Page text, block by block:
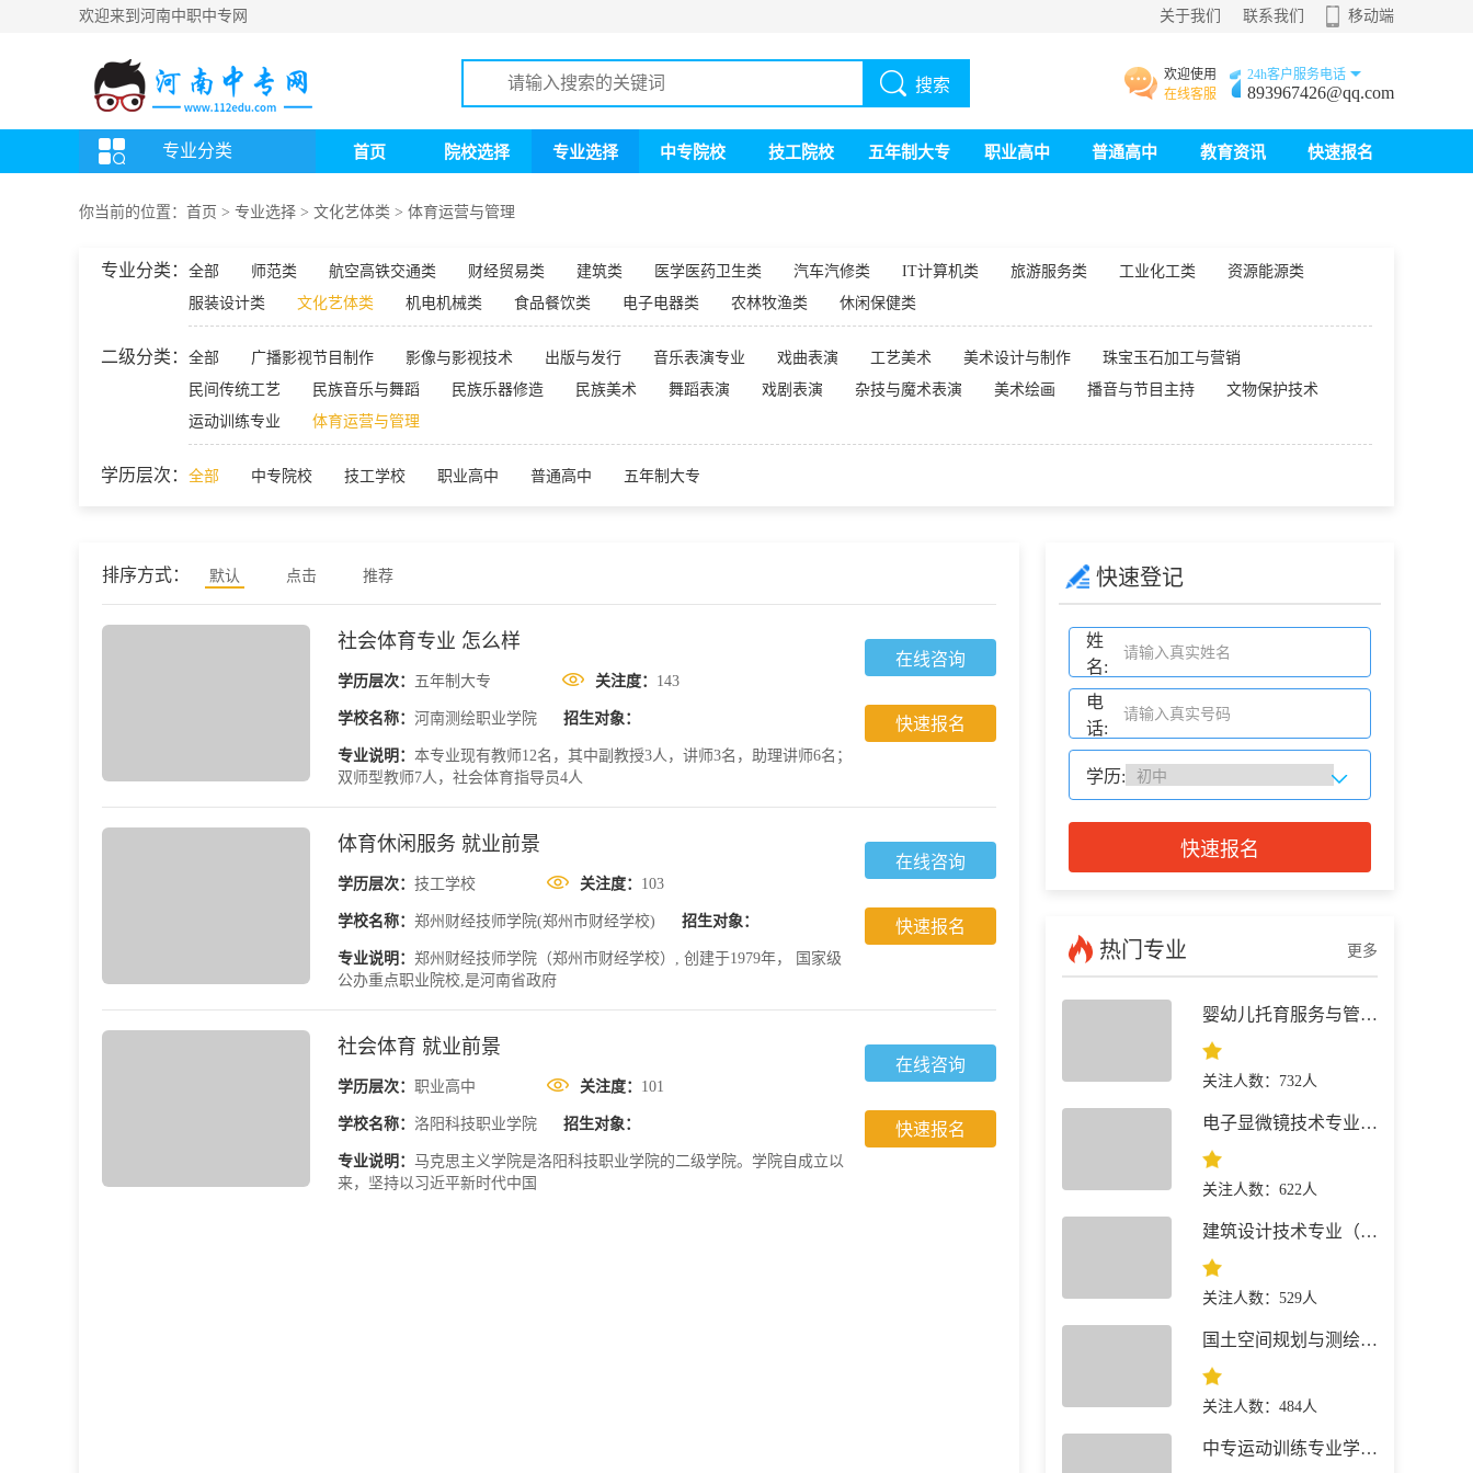
欢迎来到河南中职中专网 关于我们 联系我们 移动端
搜索
欢迎使用
在线客服
24h客户服务电话
893967426@qq.com
专业分类 首页 院校选择 专业选择 中专院校 技工院校 五年制大专 职业高中 普通高中 教育资讯 快速报名
你当前的位置： 首页 > 专业选择 > 文化艺体类 > 体育运营与管理
专业分类： 全部 师范类 航空高铁交通类 财经贸易类 建筑类 医学医药卫生类 汽车汽修类 IT计算机类 旅游服务类 工业化工类
资源能源类
服装设计类
文化艺体类 机电机械类 食品餐饮类 电子电器类 农林牧渔类 休闲保健类
二级分类： 全部 广播影视节目制作 影像与影视技术 出版与发行 音乐表演专业 戏曲表演 工艺美术 美术设计与制作
珠宝玉石加工与营销
民间传统工艺
民族音乐与舞蹈 民族乐器修造 民族美术 舞蹈表演 戏剧表演 杂技与魔术表演 美术绘画 播音与节目主持
文物保护技术
运动训练专业
体育运营与管理
学历层次： 全部 中专院校 技工学校 职业高中 普通高中 五年制大专
排序方式： 默认 点击 推荐
社会体育专业 怎么样
学历层次： 五年制大专 关注度： 143
学校名称： 河南测绘职业学院 招生对象：
专业说明： 本专业现有教师12名，其中副教授3人，讲师3名，助理讲师6名；
双师型教师7人，社会体育指导员4人
在线咨询
快速报名
体育休闲服务 就业前景
学历层次： 技工学校 关注度： 103
学校名称： 郑州财经技师学院(郑州市财经学校) 招生对象：
专业说明： 郑州财经技师学院（郑州市财经学校）, 创建于1979年， 国家级
公办重点职业院校,是河南省政府
在线咨询
快速报名
社会体育 就业前景
学历层次： 职业高中 关注度： 101
学校名称： 洛阳科技职业学院 招生对象：
专业说明： 马克思主义学院是洛阳科技职业学院的二级学院。学院自成立以
来，坚持以习近平新时代中国
在线咨询
快速报名
快速登记
姓
名:
电
话:
学历:
快速报名
热门专业 更多
婴幼儿托育服务与管理专业 就业前景
关注人数：732人
电子显微镜技术专业 就业前景
关注人数：622人
建筑设计技术专业（建筑+景观园林）简介
关注人数：529人
国土空间规划与测绘专业 就业前景
关注人数：484人
中专运动训练专业学什么